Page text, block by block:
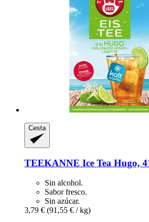
Cesta
TEEKANNE Ice Tea Hugo,
Sin alcohol.
Sabor fresco.
Sin azúcar.
3,79 € (91,55 € / kg)